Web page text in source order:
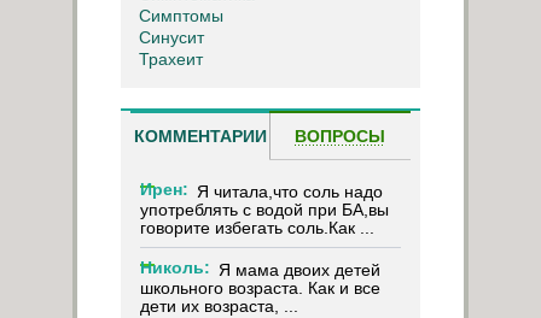
Симптомы
Синусит
Трахеит
КОММЕНТАРИИ ВОПРОСЫ
Ирен: Я читала,что соль надо
употреблять с водой при БА,вы
говорите избегать соль.Как ...
Николь: Я мама двоих детей
школьного возраста. Как и все
дети их возраста, ...